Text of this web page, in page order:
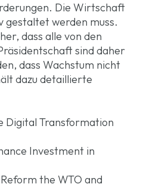
Die Wirtschaft
gestaltet werden muss.
dass alle von den
sind daher
dass Wachstum nicht
dazu detaillierte
Digital Transformation
Investment in
the WTO and